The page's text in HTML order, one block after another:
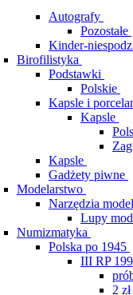
Autografy
Pozostałe
Kinder-
Birofilistyka
Podstawki
Polskie
Kapsle i
Kapsle
Kapsle
Gadżety piwne
Modelarstwo
Narzędzia
Lupy
Numizmatyka
Polska po 1945
III RP
2